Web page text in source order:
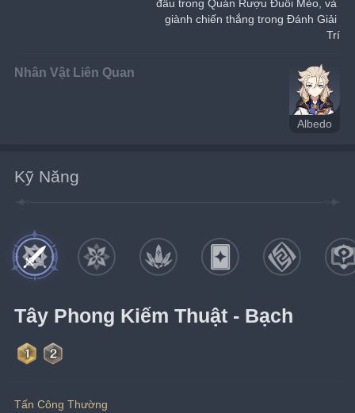
đấu trong Quán Rượu Đuôi Mèo, và
giành chiến thắng trong Đánh Giải
Trí
Nhân Vật Liên Quan
Albedo
Kỹ Năng
Tây Phong Kiếm Thuật - Bạch
Tấn Công Thường